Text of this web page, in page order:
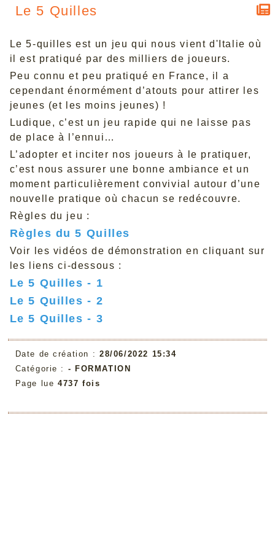
Le 5 Quilles
Le 5-quilles est un jeu qui nous vient d'Italie où
il est pratiqué par des milliers de joueurs.
Peu connu et peu pratiqué en France, il a
cependant énormément d’atouts pour attirer les
jeunes (et les moins jeunes) !
Ludique, c’est un jeu rapide qui ne laisse pas
de place à l’ennui…
L’adopter et inciter nos joueurs à le pratiquer,
c’est nous assurer une bonne ambiance et un
moment particulièrement convivial autour d’une
nouvelle pratique où chacun se redécouvre.
Règles du jeu :
Règles du 5 Quilles
Voir les vidéos de démonstration en cliquant sur
les liens ci-dessous :
Le 5 Quilles - 1
Le 5 Quilles - 2
Le 5 Quilles - 3
Date de création : 28/06/2022 15:34
Catégorie : - FORMATION
Page lue 4737 fois